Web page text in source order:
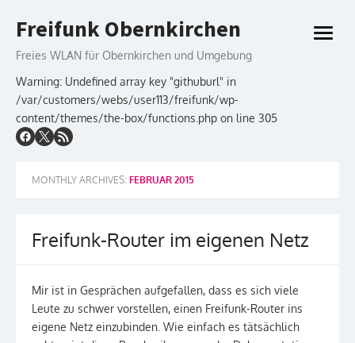
to
Freifunk Obernkirchen
Freies WLAN für Obernkirchen und Umgebung
Warning: Undefined array key "githuburl" in
/var/customers/webs/user113/freifunk/wp-
content/themes/the-box/functions.php on line 305
open
MONTHLY ARCHIVES: FEBRUAR 2015
Freifunk-Router im eigenen Netz
Mir ist in Gesprächen aufgefallen, dass es sich viele
Leute zu schwer vorstellen, einen Freifunk-Router ins
eigene Netz einzubinden. Wie einfach es tätsächlich